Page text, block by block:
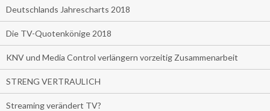
Deutschlands Jahrescharts 2018
Die TV-Quotenkönige 2018
KNV und Media Control verlängern vorzeitig Zusammenarbeit
STRENG VERTRAULICH
Streaming verändert TV?